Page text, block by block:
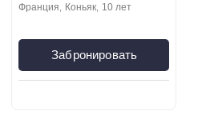
франция коньяк 10 лет
Забронировать